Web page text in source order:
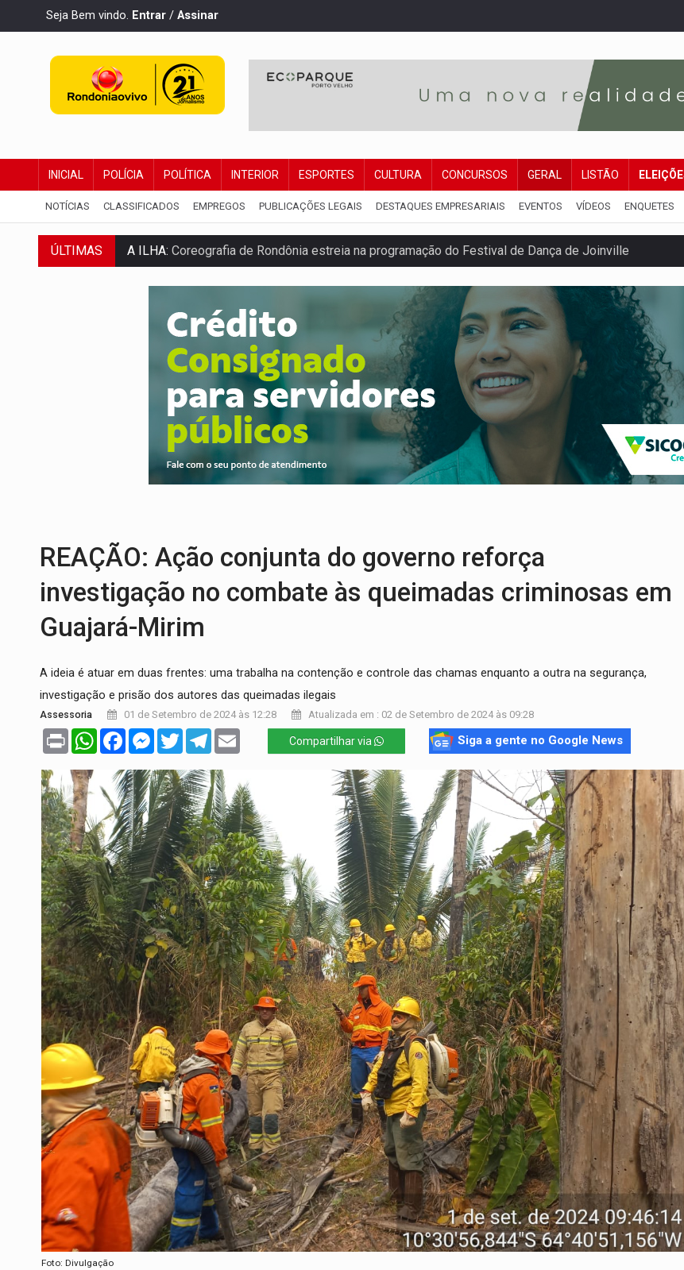
Seja Bem vindo. Entrar / Assinar
INICIAL POLÍCIA POLÍTICA INTERIOR ESPORTES CULTURA CONCURSOS GERAL LISTÃO
NOTÍCIAS CLASSIFICADOS EMPREGOS PUBLICAÇÕES LEGAIS DESTAQUES EMPRESARIAIS EVENTOS VÍDEOS ENQUETES
ÚLTIMAS ELEIÇÕES 2026:Sgt. Mouza esclarece 'erro de digitação' em declaração de patrimônio de R$ 29 mi
JUDICIÁRIO:Sinjur parabeniza servidores pelo adicional de incentivo com efeitos retroativos
Publicação Legal: AVISO DE LICITAÇÃO: Pregão Eletrônico Nº 12/2026 - UASG 200095
Polícia apreende mais de uma tonelada de drogas em fundo falso de caminhão
EMOCIONE: PRESENTES: Confira os sorteados na promoção de dia dos Pais
VOVÔ LADRÃO:Idoso é filmado furtando bicicleta na frente de comércio
JUSTIÇA:Comarca de Nova Mamoré terá seu primeiro júri popular
ADAILTON FÚRIA:Assessoria denuncia suposto ataque com perfis falsos no Instagram
REAÇÃO: Ação conjunta do governo reforça
investigação no combate às queimadas criminosas em
Guajará-Mirim
A ideia é atuar em duas frentes: uma trabalha na contenção e controle das chamas enquanto a outra na segurança,
investigação e prisão dos autores das queimadas ilegais
Assessoria 01 de Setembro de 2024 às 12:28 Atualizada em : 02 de Setembro de 2024 às 09:28
Print WhatsAppFacebookMessenger
TwitterTelegram Compartilhar via Siga a gente no Google News
Foto: Divulgação